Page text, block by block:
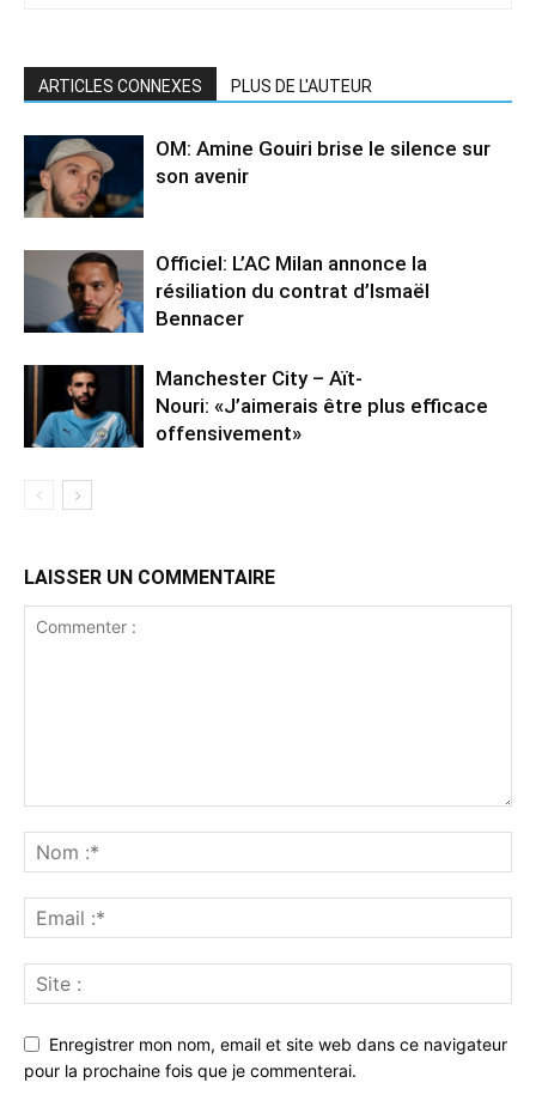
ARTICLES CONNEXES PLUS DE L'AUTEUR
OM: Amine Gouiri brise le silence sur
son avenir
Officiel: L’AC Milan annonce la
résiliation du contrat d’Ismaël
Bennacer
Manchester City – Aït-
Nouri: «J’aimerais être plus efficace
offensivement»
LAISSER UN COMMENTAIRE
Enregistrer mon nom, email et site web dans ce navigateur
pour la prochaine fois que je commenterai.